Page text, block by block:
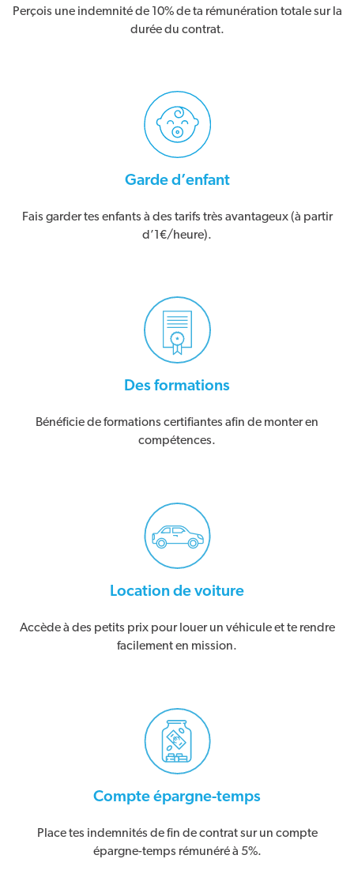
Perçois une indemnité de 10% de ta rémunération totale sur la
durée du contrat.
Garde d’enfant
Fais garder tes enfants à des tarifs très avantageux (à partir
d’1€/heure).
Des formations
Bénéficie de formations certifiantes afin de monter en
compétences.
Location de voiture
Accède à des petits prix pour louer un véhicule et te rendre
facilement en mission.
Compte épargne-temps
Place tes indemnités de fin de contrat sur un compte
épargne-temps rémunéré à 5%.